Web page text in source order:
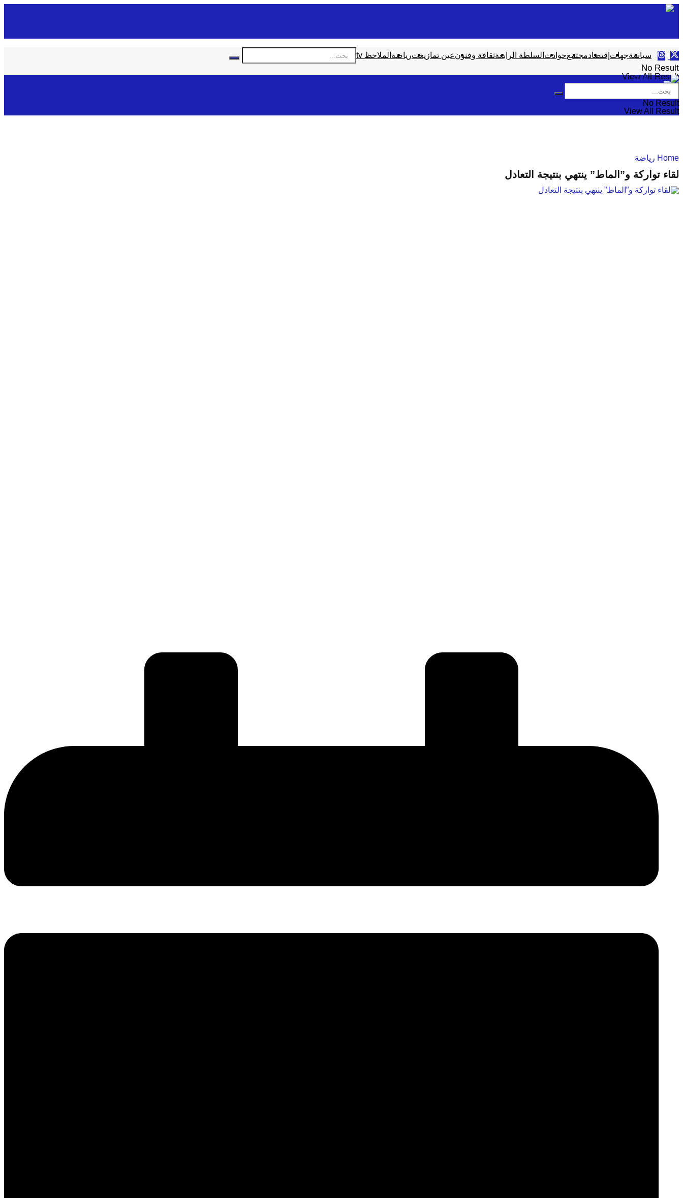
سياسةجهات إقتصادمجتمعحوادث السلطة الرابعةثقافة وفنونعين تمازيغترياضة الملاحظ tv
No Result
View All Result
No Result
View All Result
Home رياضة
لقاء تواركة و”الماط” ينتهي بنتيجة التعادل